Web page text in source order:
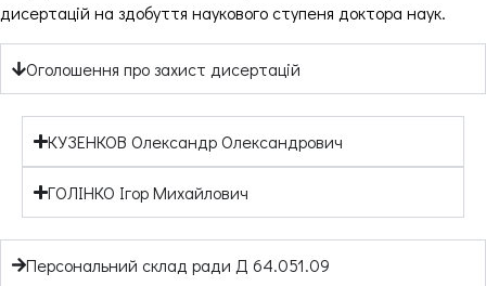
дисертацій на здобуття наукового ступеня доктора наук.
Оголошення про захист дисертацій
КУЗЕНКОВ Олександр Олександрович
ГОЛІНКО Ігор Михайлович
Персональний склад ради Д 64.051.09